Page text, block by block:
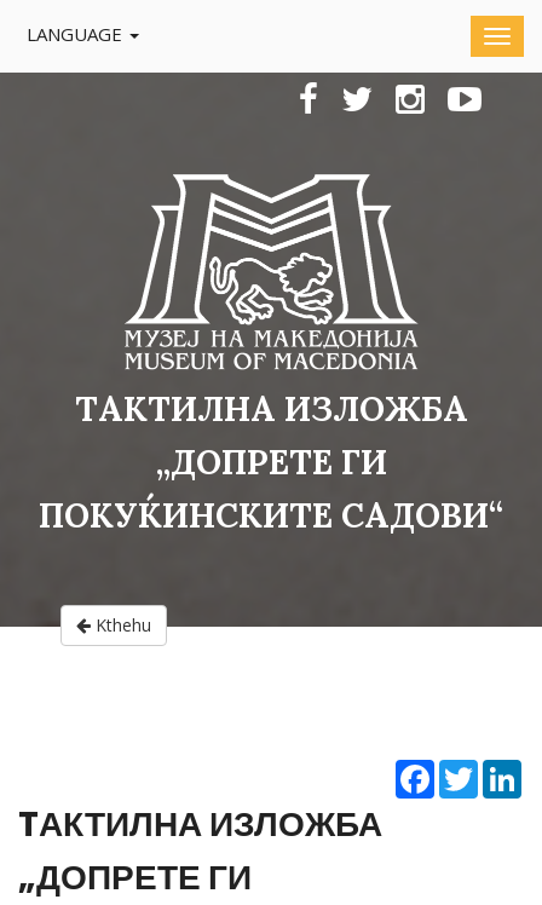
Kthehu
LANGUAGE
TАКТИЛНА ИЗЛОЖБА
„ДОПРЕТЕ ГИ
ПОКУЌИНСКИТЕ САДОВИ“
Facebook
Twitter
TАКТИЛНА ИЗЛОЖБА
„ДОПРЕТЕ ГИ